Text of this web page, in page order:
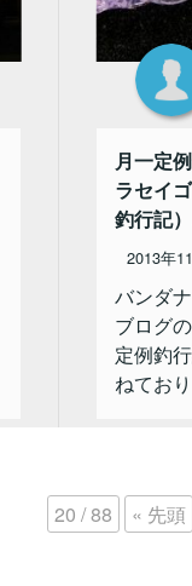
月一定
ラセイ
釣行記
2013年
バンダ
ブログ
定例釣
ねてお
20 / 88 « 先頭